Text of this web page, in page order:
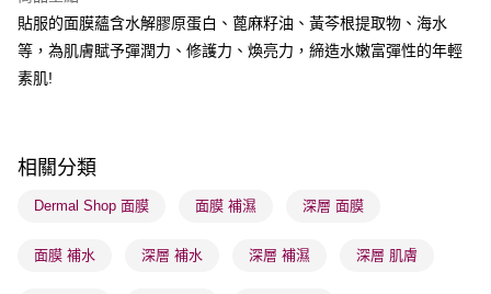
每筆HK$65.00，滿HK$300.00或以上免運費
順豐站及營業點 - 確認發貨後1-3個工作天送達
每筆HK$65.00，滿HK$300.00或以上免運費
每筆HK$65.00，滿HK$300.00或以上免運費
(香港門市) 只顯示可選門市。確認發貨後2-5個工作天到店，3天內
取。逾期會取消訂單，並不會安排重寄
貼服的面膜蘊含水解膠原蛋白、蓖麻籽油、黃芩根提取物、海水
等，為肌膚賦予彈潤力、修護力、煥亮力，締造水嫩富彈性的年輕
素肌!
相關分類
Dermal Shop 面膜 面膜 補濕 深層 面膜
面膜 補水 深層 補水 深層 補濕 深層 肌膚